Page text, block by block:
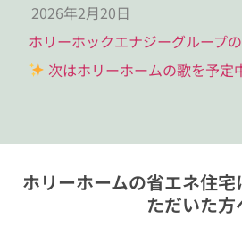
2026年2月20日
ホリーホックエナジーグループ
次はホリーホームの歌を予
ホリーホームの省エネ住
ただいた方